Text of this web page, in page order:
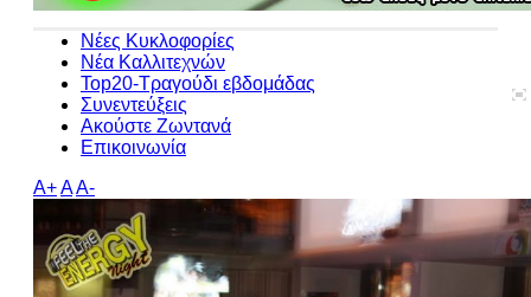
Νέες Κυκλοφορίες
Νέα Καλλιτεχνών
Top20-Τραγούδι εβδομάδας
Συνεντεύξεις
Ακούστε Ζωντανά
Επικοινωνία
A+AA-